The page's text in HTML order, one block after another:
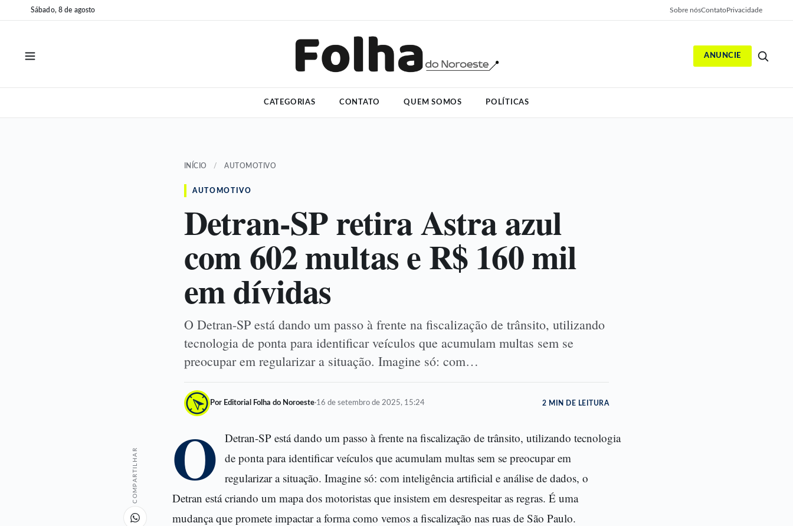
para
para
Sábado, 8 de agosto Sobre nósContatoPrivacidade
ANUNCIE
CATEGORIAS CONTATO QUEM SOMOS POLÍTICAS
INÍCIO / AUTOMOTIVO
AUTOMOTIVO
Detran-SP retira Astra azul
com 602 multas e R$ 160 mil
em dívidas
O Detran-SP está dando um passo à frente na fiscalização de trânsito, utilizando
tecnologia de ponta para identificar veículos que acumulam multas sem se
preocupar em regularizar a situação. Imagine só: com…
Por Editorial Folha do Noroeste·16 de setembro de 2025, 15:24 2 MIN DE LEITURA
COMPARTILHAR O Detran-SP está dando um passo à frente na fiscalização de trânsito, utilizando tecnologia
de ponta para identificar veículos que acumulam multas sem se preocupar em
regularizar a situação. Imagine só: com inteligência artificial e análise de dados, o
Detran está criando um mapa dos motoristas que insistem em desrespeitar as regras. É uma
mudança que promete impactar a forma como vemos a fiscalização nas ruas de São Paulo.